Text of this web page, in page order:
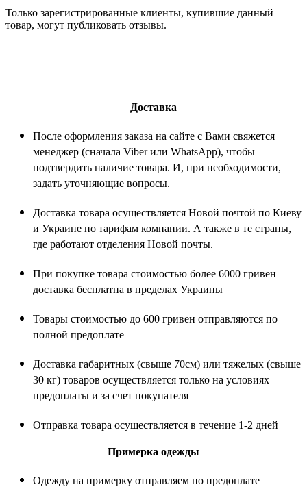
Только зарегистрированные клиенты, купившие данный
товар, могут публиковать отзывы.
Доставка
После оформления заказа на сайте с Вами свяжется
менеджер (сначала Viber или WhatsApp), чтобы
подтвердить наличие товара. И, при необходимости,
задать уточняющие вопросы.
Доставка товара осуществляется Новой почтой по Киеву
и Украине по тарифам компании. А также в те страны,
где работают отделения Новой почты.
При покупке товара стоимостью более 6000 гривен
доставка бесплатна в пределах Украины
Товары стоимостью до 600 гривен отправляются по
полной предоплате
Доставка габаритных (свыше 70см) или тяжелых (свыше
30 кг) товаров осуществляется только на условиях
предоплаты и за счет покупателя
Отправка товара осуществляется в течение 1-2 дней
Примерка одежды
Одежду на примерку отправляем по предоплате